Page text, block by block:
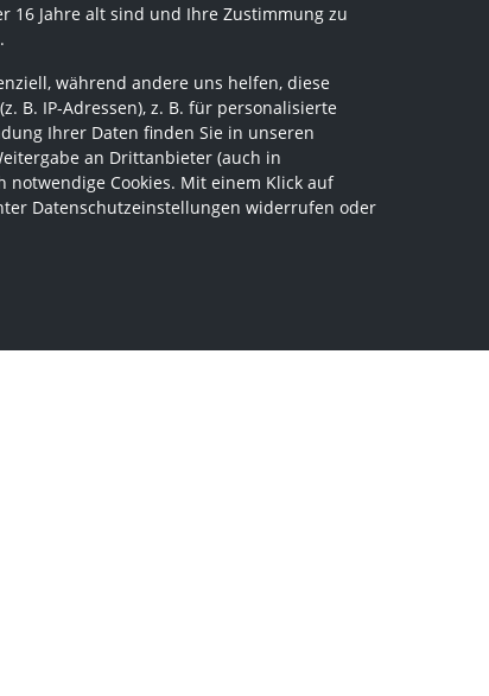
16 Jahre alt sind und Ihre Zustimmung zu
während andere uns helfen, diese
B. IP-Adressen), z. B. für personalisierte
Ihrer Daten finden Sie in unseren
an Drittanbieter (auch in
Cookies. Mit einem Klick auf
Datenschutzeinstellungen widerrufen oder